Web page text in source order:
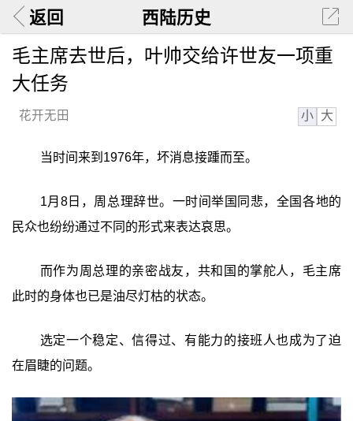
返回 西陆历史
毛主席去世后，叶帅交给许世友一项重
大任务
花开无田 小 大
当时间来到1976年，坏消息接踵而至。
1月8日，周总理辞世。一时间举国同悲，全国各地的
民众也纷纷通过不同的形式来表达哀思。
而作为周总理的亲密战友，共和国的掌舵人，毛主席
此时的身体也已是油尽灯枯的状态。
选定一个稳定、信得过、有能力的接班人也成为了迫
在眉睫的问题。